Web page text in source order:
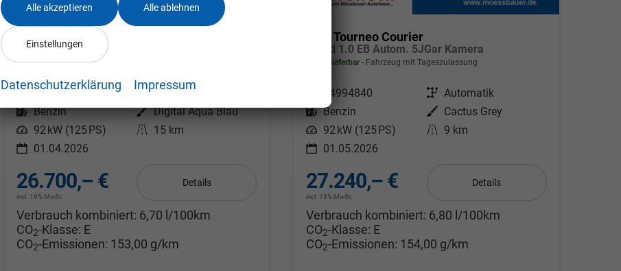
Ford Tourneo Courier
sofort lieferbar Fahrzeug mit Tageszulassung
Fahrzeugnr. 24994853 GetriebeSchaltgetriebe
Kraftstoff Benzin Außenfarbe Digital Aqua Blau
Leistung 92 kW (125 PS) Kilometerstand 15 km
01.04.2026
26.700,– €
incl. 19% MwSt.
Details
Verbrauch kombiniert: 6,70 l/100km
CO2-Klasse: E
CO2-Emissionen: 153,00 g/km
Ford Tourneo Courier
Trend 1.0 EB Autom. 5JGar Kamera
sofort lieferbar Fahrzeug mit Tageszulassung
24994840 Getriebe Automatik
Kraftstoff Benzin Außenfarbe Cactus Grey
Leistung 92 kW (125 PS) Kilometerstand 9 km
01.05.2026
27.240,– €
incl. 19% MwSt.
Details
Verbrauch kombiniert: 6,80 l/100km
CO2-Klasse: E
CO2-Emissionen: 154,00 g/km
Alle akzeptieren Alle ablehnen
Einstellungen
Datenschutzerklärung Impressum